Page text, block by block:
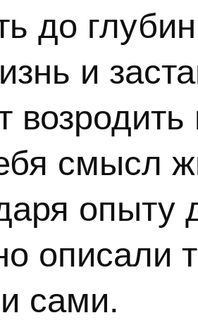
до
и
возродить
смысл
опыту
описали
сами.